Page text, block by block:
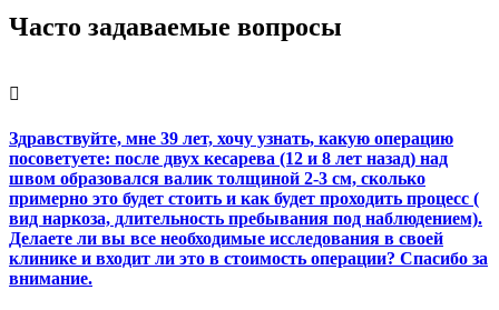
Часто задаваемые вопросы
Здравствуйте, мне 39 лет, хочу узнать, какую операцию
посоветуете: после двух кесарева (12 и 8 лет назад) над
швом образовался валик толщиной 2-3 см, сколько
примерно это будет стоить и как будет проходить процесс (
вид наркоза, длительность пребывания под наблюдением).
Делаете ли вы все необходимые исследования в своей
клинике и входит ли это в стоимость операции? Спасибо за
внимание.